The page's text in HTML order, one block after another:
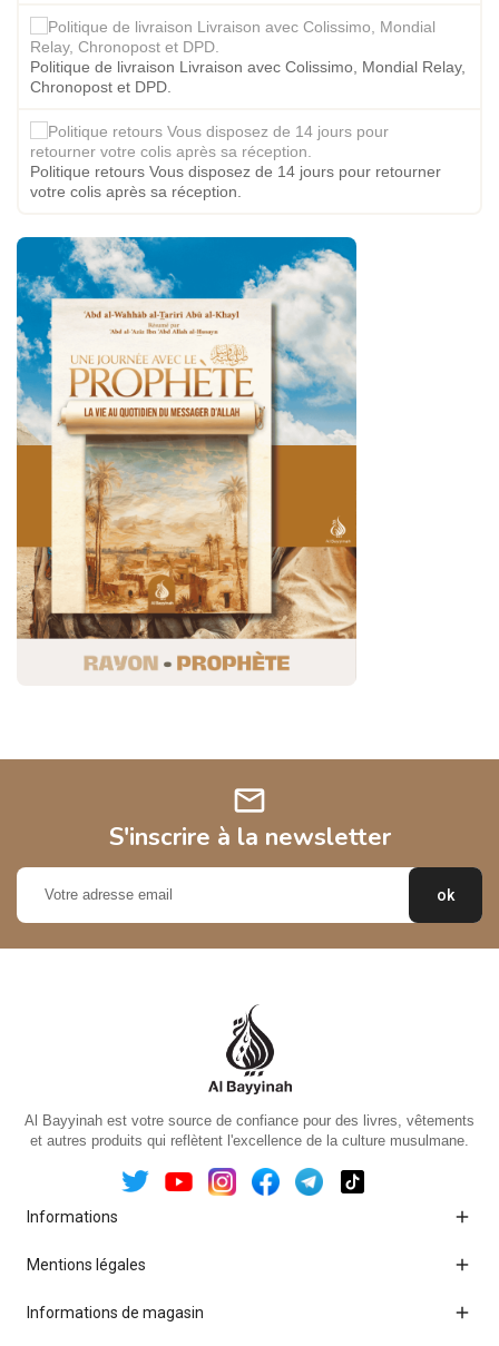
Politique de livraison Livraison avec Colissimo, Mondial Relay,
Chronopost et DPD.
Politique retours Vous disposez de 14 jours pour retourner
votre colis après sa réception.
mail
S'inscrire à la newsletter
Al Bayyinah est votre source de confiance pour des livres, vêtements
et autres produits qui reflètent l'excellence de la culture musulmane.
Informations 
Mentions légales 
Informations de magasin 